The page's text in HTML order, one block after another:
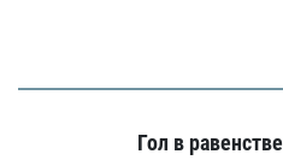
Гол в равенстве